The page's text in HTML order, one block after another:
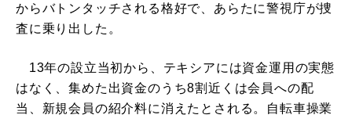
からバトンタッチされる格好で、あらたに警視庁が捜
査に乗り出した。
13年の設立当初から、テキシアには資金運用の実態
はなく、集めた出資金のうち8割近くは会員への配
当、新規会員の紹介料に消えたとされる。自転車操業